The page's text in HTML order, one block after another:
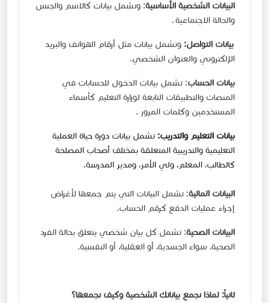
البيانات الشخصية الأساسية: وتشمل بيانات كالاسم والجنس
والحالة الاجتماعية .
بيانات التواصل: وتشمل بيانات مثل أرقام الهواتف والبريد
الإلكتروني والعنوان الشخصي.
بيانات الحساب: تشمل بيانات الدخول للحسابات في
المنصات والتطبيقات التابعة لوزارة التعليم كأسماء
المستخدمين وكلمات المرور .
بيانات التعليم والتدريب: تشمل بيانات دورة حياة العملية
التعليمية والتدريبية المتعلقة بمختلف أصحاب المصلحة
كالطالب، المعلم، ولي الأمر، ومدير المدرسة.
البيانات المالية: تشمل البيانات التي يتم جمعها لأغراض
إجراء عمليات الدفع كرقم الحساب.
البيانات الصحية: تشمل كل بيان شخصي يتعلق بحالة الفرد
الصحية، سواء الجسدية، أو العقلية، أو النفسية.
ثانياً: لماذا نجمع بياناتك الشخصية وكيف نجمعها؟